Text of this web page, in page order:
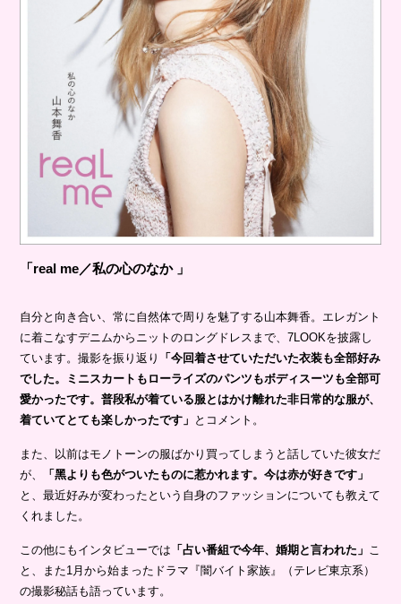
「real me／私の⼼のなか 」
⾃分と向き合い、常に⾃然体で周りを魅了する⼭本舞⾹。エレガント
に着こなすデニムからニットのロングドレスまで、7LOOKを披露し
ています。撮影を振り返り
「今回着させていただいた⾐装も全部好み
でした。ミニスカートもローライズのパンツもボディスーツも全部可
愛かったです。普段私が着ている服とはかけ離れた⾮⽇常的な服が、
着ていてとても楽しかったです」 とコメント。
また、以前はモノトーンの服ばかり買ってしまうと話していた彼女だ
が、
「⿊よりも⾊がついたものに惹かれます。今は⾚が好きです」
と、最近好みが変わったという自身のファッションについても教えて
くれました。
この他にもインタビューでは 「占い番組で今年、婚期と⾔われた」
こ
と、また1⽉から始まったドラマ『闇バイト家族』（テレビ東京系）
の撮影秘話も語っています。